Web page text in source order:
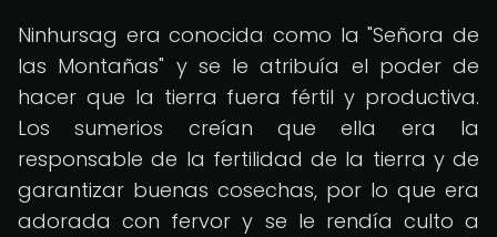
Ninhursag era conocida como la "Señora de
las Montañas" y se le atribuía el poder de
hacer que la tierra fuera fértil y productiva.
Los sumerios creían que ella era la
responsable de la fertilidad de la tierra y de
garantizar buenas cosechas, por lo que era
adorada con fervor y se le rendía culto a